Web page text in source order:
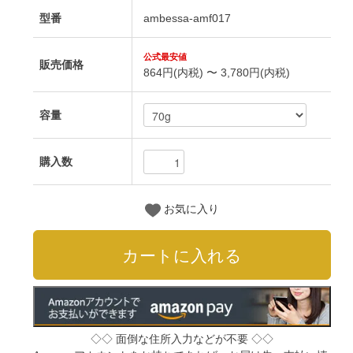
型番 ambessa-amf017
販売価格
864円(内税) 〜 3,780円(内税)
容量
購入数
お気に入り
◇◇ 面倒な住所入力などが不要 ◇◇